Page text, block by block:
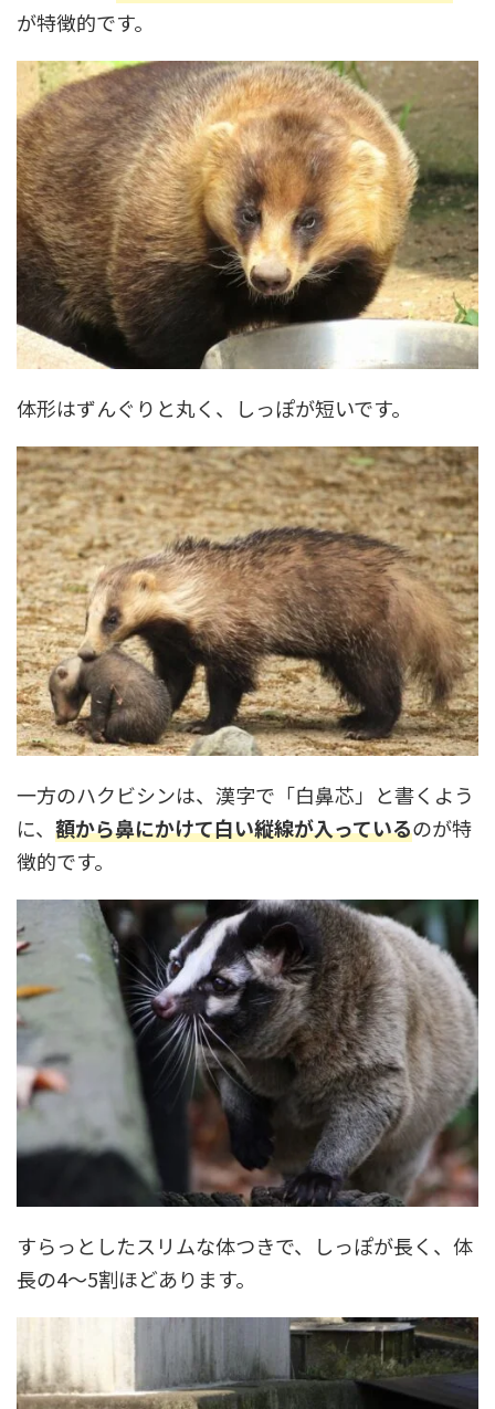
が特徴的です。
体形はずんぐりと丸く、しっぽが短いです。
一方のハクビシンは、漢字で「白鼻芯」と書くよう
に、 額から鼻にかけて白い縦線が入っているのが特
徴的です。
すらっとしたスリムな体つきで、しっぽが長く、体
長の4～5割ほどあります。